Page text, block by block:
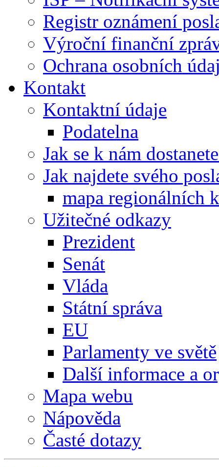
Registr oznámení
Výroční finanční
Ochrana osobních
Kontakt
Kontaktní údaje
Podatelna
Jak se k nám
Jak najdete svého
mapa regionálních
Užitečné odkazy
Prezident
Senát
Vláda
Státní správa
EU
Parlamenty ve světě
Další informace a
Mapa webu
Nápověda
Časté dotazy